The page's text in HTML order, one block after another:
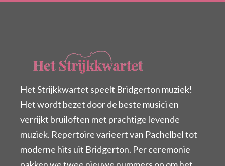
Het Strijkkwartet speelt Bridgerton muziek!
Het wordt bezet door de beste musici en
verrijkt bruiloften met prachtige levende
muziek. Repertoire varieert van Pachelbel tot
moderne hits uit Bridgerton. Per ceremonie